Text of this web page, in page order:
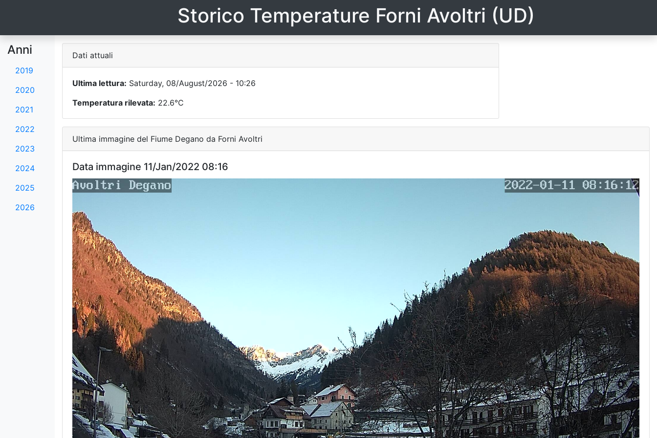
Storico Temperature Forni Avoltri (UD)
Anni
2019
2020
2021
2022
2023
2024
2025
2026
Dati attuali
Ultima lettura: Saturday, 08/August/2026 - 10:26
Temperatura rilevata: 22.6°C
Ultima immagine del Fiume Degano da Forni Avoltri
Data immagine 11/Jan/2022 08:16